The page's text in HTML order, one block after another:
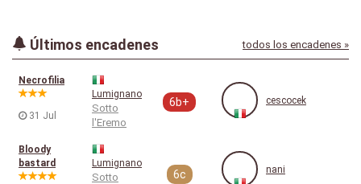
Últimos encadenes todos los encadenes »
Necrofilia
31 Jul
Lumignano
Sotto
l'Eremo
6b+ cescocek
Bloody
bastard
Lumignano
Sotto
6c nani